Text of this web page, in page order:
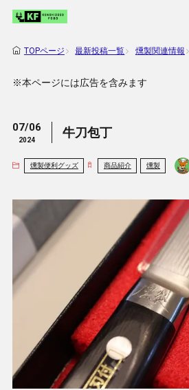
TOPページ 最新投稿一覧 燻製関連情報
※本ページには広告を含みます
07/06
2024
牛刀包丁
燻製便利グッズ 商品紹介 燻製